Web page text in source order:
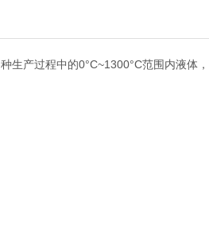
生产过程中的0°C~1300°C范围内液体